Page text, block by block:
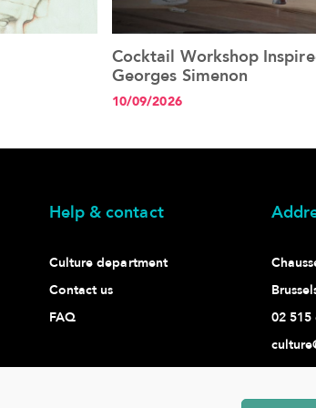
See the event
Cocktail Workshop
Georges Simenon
10/09/2026
Help & contact
Culture department
Contact us
FAQ
02 515